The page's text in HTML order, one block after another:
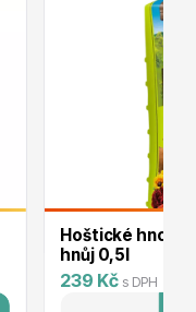
Hoštické
hnůj 0,5l
239 Kč s DPH